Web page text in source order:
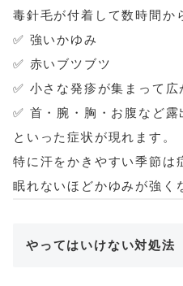
毒針毛が付着して数時間か
✅ 強いかゆみ
✅ 赤いブツブツ
✅ 小さな発疹が集まって広
✅ 首・腕・胸・お腹など露
といった症状が現れます。
特に汗をかきやすい季節は
眠れないほどかゆみが強く
やってはいけない対処法